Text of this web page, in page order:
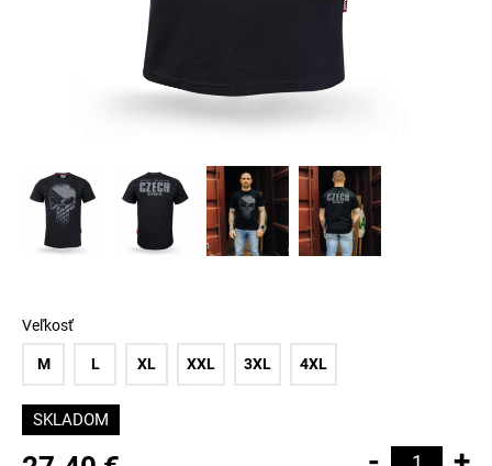
Veľkosť
M L XL XXL 3XL 4XL
SKLADOM